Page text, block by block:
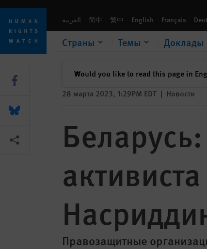
Skip
cookie
privacy
notice
Skip
main
content
العربية 简中 繁中 English Français
Страны Темы Доклады
Would you like to read this page in
✕закрыть
28 марта 2023, 1:29PM EDT | Новости
Правозащитные
Share this via Facebook
Share this via Bluesky
Share this via Поделиться